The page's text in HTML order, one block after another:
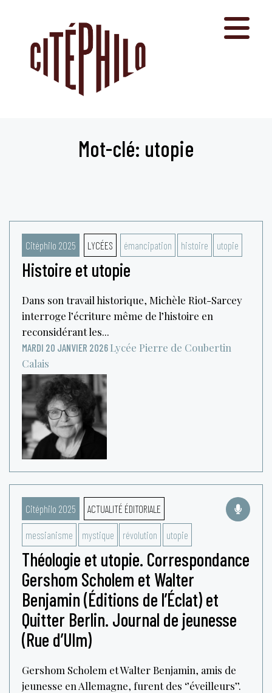
Mot-clé: utopie
Citéphilo 2025 LYCÉES émancipation histoire utopie
Histoire et utopie
Dans son travail historique, Michèle Riot-Sarcey
interroge l’écriture même de l’histoire en
reconsidérant les...
MARDI 20 JANVIER 2026 Lycée Pierre de Coubertin
Calais
Citéphilo 2025 ACTUALITÉ ÉDITORIALE
messianisme mystique révolution utopie
Théologie et utopie. Correspondance
Gershom Scholem et Walter
Benjamin (Éditions de l’Éclat) et
Quitter Berlin. Journal de jeunesse
(Rue d’Ulm)
Gershom Scholem et Walter Benjamin, amis de
jeunesse en Allemagne, furent des ‘’éveilleurs’’.